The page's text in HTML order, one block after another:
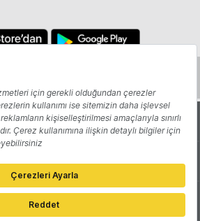
Yazarlar
Reklam